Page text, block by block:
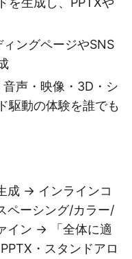
ングページやSNS
音声・映像・3D・シ
駆動の体験を誰でも
成 → インラインコ
ペーシング/カラー/
イン → 「全体に適
・スタンドアロ